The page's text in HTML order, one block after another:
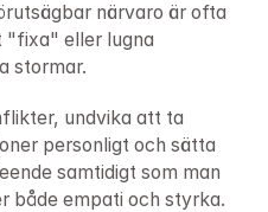
närvaro är ofta
"fixa" eller lugna
stormar.
undvika att ta
personligt och sätta
samtidigt som man
både empati och styrka.